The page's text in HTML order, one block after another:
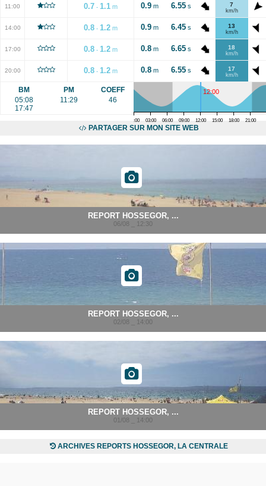
11:00 0.7 - 1.1 m 0.9 m 6.55 s 7
km/h
14:00 0.8 - 1.2 m 0.9 m 6.45 s 13
km/h
17:00 0.8 - 1.2 m 0.8 m 6.65 s 18
km/h
20:00 0.8 - 1.2 m 0.8 m 6.55 s 17
km/h
BM
05:08
17:47
PM
11:29
COEFF
46
12:00
00:00 03:00 06:00 09:00 12:00 15:00 18:00 21:00
PARTAGER SUR MON SITE WEB
REPORT HOSSEGOR, ...
06/08 _ 12:30
REPORT HOSSEGOR, ...
02/08 _ 14:00
REPORT HOSSEGOR, ...
01/08 _ 14:00
ARCHIVES REPORTS HOSSEGOR, LA CENTRALE